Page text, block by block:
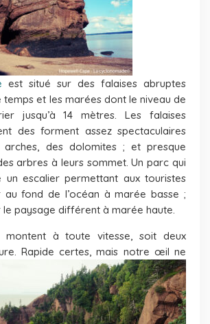
est situé sur des falaises abruptes
temps et les marées dont le niveau de
jusqu’à 14 mètres. Les falaises
des forment assez spectaculaires
des dolomites ; et presque
arbres à leurs sommet. Un parc qui
un escalier permettant aux touristes
au fond de l’océan à marée basse ;
le paysage différent à marée haute.
montent à toute vitesse, soit deux
Rapide certes, mais notre œil ne